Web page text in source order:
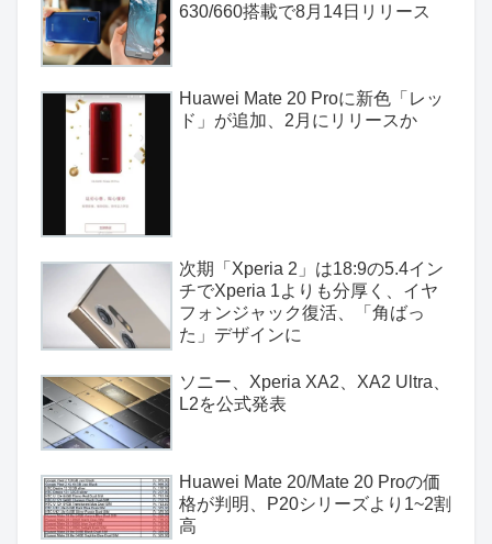
630/660搭載で8月14日リリース
Huawei Mate 20 Proに新色「レッ
ド」が追加、2月にリリースか
次期「Xperia 2」は18:9の5.4イン
チでXperia 1よりも分厚く、イヤ
フォンジャック復活、「角ばっ
た」デザインに
ソニー、Xperia XA2、XA2 Ultra、
L2を公式発表
Huawei Mate 20/Mate 20 Proの価
格が判明、P20シリーズより1~2割
高